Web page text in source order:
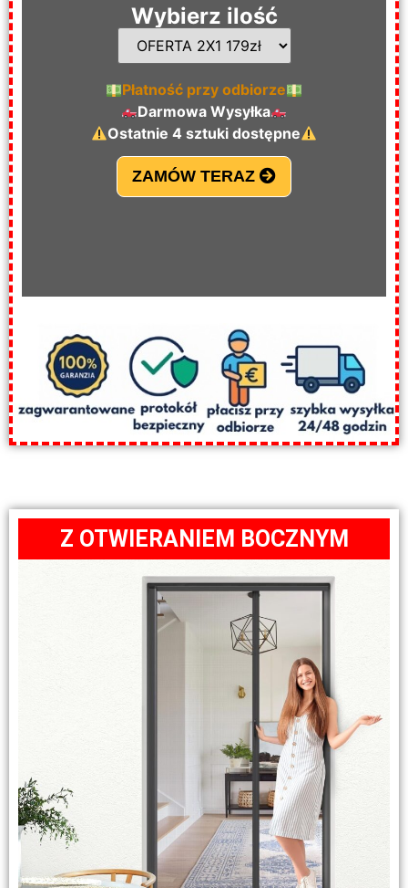
Wybierz ilość
Płatność przy odbiorze
Darmowa Wysyłka
Ostatnie 4 sztuki dostępne
ZAMÓW TERAZ
Z OTWIERANIEM BOCZNYM